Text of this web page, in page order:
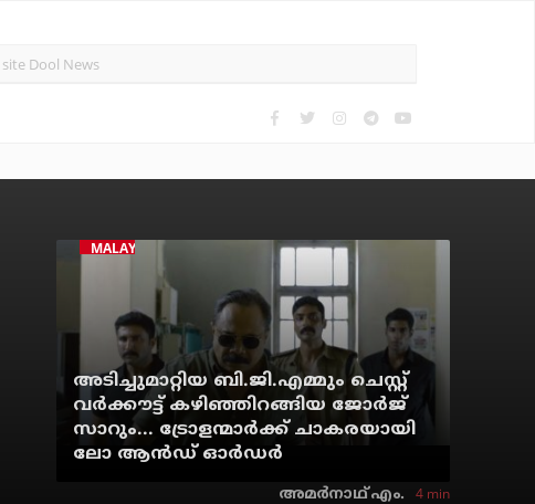
MALAYALAM CINEMA
അടിച്ചുമാറ്റിയ ബി.ജി.എമ്മും ചെസ്റ്റ്
വര്‍ക്കൗട്ട് കഴിഞ്ഞിറങ്ങിയ ജോര്‍ജ്
സാറും... ട്രോളന്മാര്‍ക്ക് ചാകരയായി
ലോ ആന്‍ഡ് ഓര്‍ഡര്‍
അമര്‍നാഥ് എം. 4 min